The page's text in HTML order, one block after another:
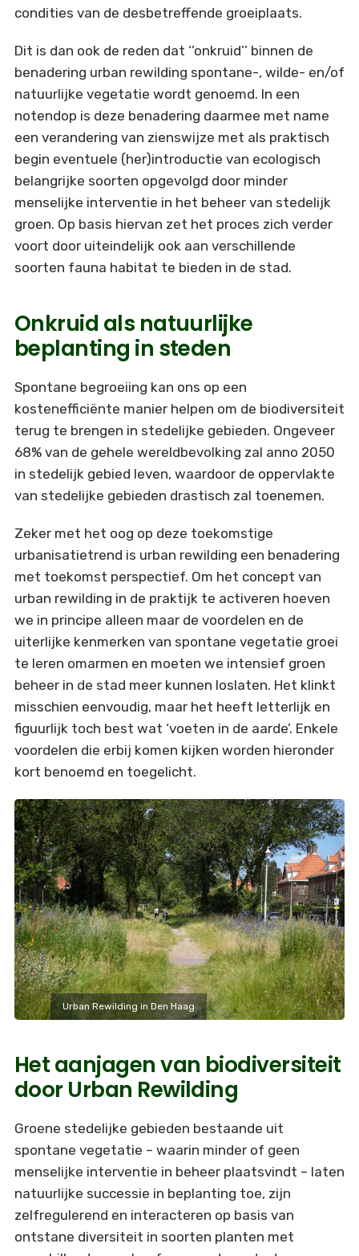
condities van de desbetreffende groeiplaats.
Dit is dan ook de reden dat ‘’onkruid’’ binnen de
benadering urban rewilding spontane-, wilde- en/of
natuurlijke vegetatie wordt genoemd. In een
notendop is deze benadering daarmee met name
een verandering van zienswijze met als praktisch
begin eventuele (her)introductie van ecologisch
belangrijke soorten opgevolgd door minder
menselijke interventie in het beheer van stedelijk
groen. Op basis hiervan zet het proces zich verder
voort door uiteindelijk ook aan verschillende
soorten fauna habitat te bieden in de stad.
Onkruid als natuurlijke
beplanting in steden
Spontane begroeiing kan ons op een
kostenefficiënte manier helpen om de biodiversiteit
terug te brengen in stedelijke gebieden. Ongeveer
68% van de gehele wereldbevolking zal anno 2050
in stedelijk gebied leven, waardoor de oppervlakte
van stedelijke gebieden drastisch zal toenemen.
Zeker met het oog op deze toekomstige
urbanisatietrend is urban rewilding een benadering
met toekomst perspectief. Om het concept van
urban rewilding in de praktijk te activeren hoeven
we in principe alleen maar de voordelen en de
uiterlijke kenmerken van spontane vegetatie groei
te leren omarmen en moeten we intensief groen
beheer in de stad meer kunnen loslaten. Het klinkt
misschien eenvoudig, maar het heeft letterlijk en
figuurlijk toch best wat ‘voeten in de aarde’. Enkele
voordelen die erbij komen kijken worden hieronder
kort benoemd en toegelicht.
Urban Rewilding in Den Haag
Het aanjagen van biodiversiteit
door Urban Rewilding
Groene stedelijke gebieden bestaande uit
spontane vegetatie – waarin minder of geen
menselijke interventie in beheer plaatsvindt – laten
natuurlijke successie in beplanting toe, zijn
zelfregulerend en interacteren op basis van
ontstane diversiteit in soorten planten met